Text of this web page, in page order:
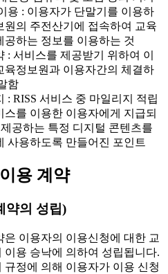
용 : 이용자가 단말기를 이용하
원의 주전산기에 접속하여 교육
공하는 정보를 이용하는 것
서비스를 제공받기 위하여 이
육정보원과 이용자간의 체결하
함
RISS 서비스 중 마일리지 적립
스를 이용한 이용자에게 지급되
제공하는 특정 디지털 콘텐츠를
사용하도록 만들어진 포인트
용 계약
약의 성립)
이용자의 이용신청에 대한 교
이용 승낙에 의하여 성립됩니다.
정에 의해 이용자가 이용 신청